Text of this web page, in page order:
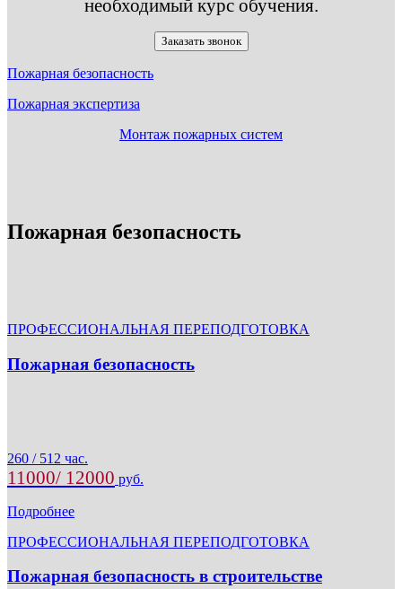
необходимый курс обучения.
Заказать звонок
Пожарная безопасность
Пожарная экспертиза
Монтаж пожарных систем
Пожарная безопасность
ПРОФЕССИОНАЛЬНАЯ ПЕРЕПОДГОТОВКА
Пожарная безопасность
260 / 512 час.
11000/ 12000 руб.
Подробнее
ПРОФЕССИОНАЛЬНАЯ ПЕРЕПОДГОТОВКА
Пожарная безопасность в строительстве